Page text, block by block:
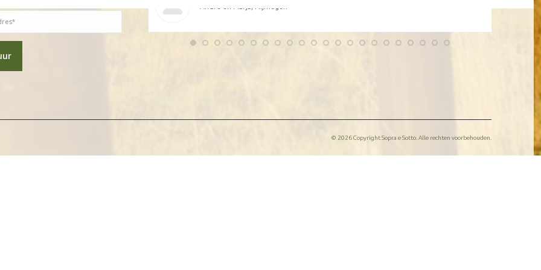
de weg weer terug naar Sopra e
© 2026 Copyright Sopra e Sotto. Alle rechten voorbehouden.